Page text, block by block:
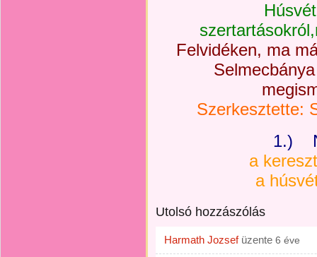
Felvidéken, ma
Szerkesztette:
1.)
a
a
Utolsó hozzászólás
Harmath Jozsefüzente 6 éve